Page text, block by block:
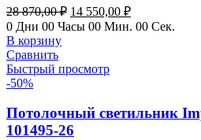
28 870,00₽ Первоначальная
цена
870,00 ₽.
14 550,00 ₽Текущая
цена:
0 Дни 00 Часы 00 Мин. 00 Сек.
В корзину
Сравнить
Быстрый просмотр
-50%
Потолочный светильник
101495-26